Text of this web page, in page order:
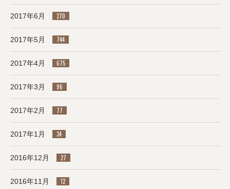
2017年6月 270
2017年5月 744
2017年4月 675
2017年3月 96
2017年2月 77
2017年1月 34
2016年12月 27
2016年11月 12